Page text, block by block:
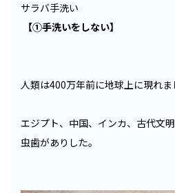
サラバ手洗い
【①手洗いをしない】
人類は400万年前に地球上に現れま
エジプト、中国、インカ、古代文
虫歯がありした。